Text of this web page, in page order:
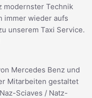
modernster Technik
immer wieder aufs
unserem Taxi Service.
Mercedes Benz und
Mitarbeiten gestaltet
Sciaves / Natz-